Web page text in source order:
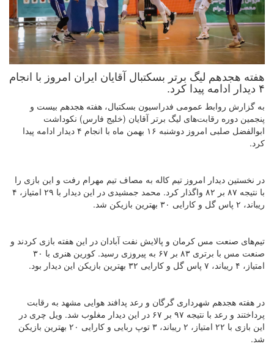
هفته هجدهم لیگ برتر بسکتبال آقایان ایران امروز با انجام
۴ دیدار ادامه پیدا کرد.
به گزارش روابط عمومی فدراسیون بسکتبال، هفته هجدهم بیست و
پنجمین دوره رقابت‌های لیگ برتر آقایان (خلیج فارس) نکوداشت
ابوالفضل صلبی امروز دوشنبه ۱۶ بهمن ماه با انجام ۴ دیدار ادامه پیدا
کرد.
در نخستین دیدار امروز تیم کاله به مصاف تیم مهرام رفت و این بازی را
با نتیجه ۸۷ بر ۸۲ واگذار کرد. محمد جمشیدی در این دیدار با ۲۹ امتیاز، ۴
ریباند، ۲ پاس گل و کارایی ۳۰ بهترین بازیکن شد.
تیم‌های صنعت مس کرمان و پالایش نفت آبادان در این هفته بازی کردند و
صنعت مس با برتری ۸۳ بر ۶۷ به پیروزی رسید. کورین هنری با ۳۰
امتیاز، ۴ ریباند، ۷ پاس گل و کارایی ۳۲ بهترین بازیکن این دیدار بود.
در هفته هجدهم شهرداری گرگان و رعد پدافند هوایی مشهد به رقابت
پرداختند و رعد با نتیجه ۹۷ بر ۶۷ در این دیدار مغلوب شد. ویل چری در
این بازی با ۲۲ امتیاز، ۲ ریباند، ۳ توپ ربایی و کارایی ۲۰ بهترین بازیکن
شد.